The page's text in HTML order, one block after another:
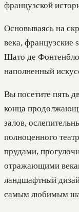
французской
Основываясь на
века, французские
Шато де
наполненный
Вы посетите пять
конца
залов,
полноценного
прудами,
отражающими
ландшафтный
самым любимым